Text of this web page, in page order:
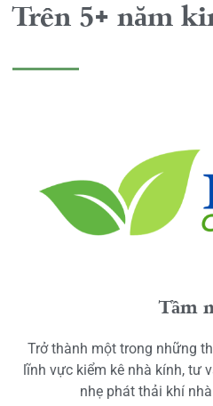
Trên 5+ năm
Tầm
Trở thành một trong những
lĩnh vực kiểm kê nhà kính, tư
nhẹ phát thải khí